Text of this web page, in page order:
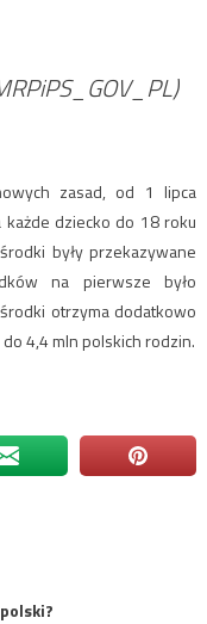
zasad, od 1 lipca
każde dziecko do 18 roku
były przekazywane
na pierwsze było
otrzyma dodatkowo
4,4 mln polskich rodzin.